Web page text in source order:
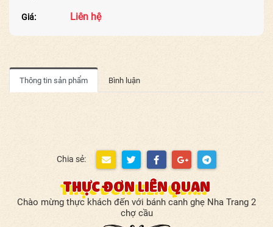
Giá: Liên hệ
Thông tin sản phẩm Bình luận
Chia sẻ:
THỰC ĐƠN LIÊN QUAN
Chào mừng thực khách đến với bánh canh ghẹ Nha Trang 2
chợ cầu